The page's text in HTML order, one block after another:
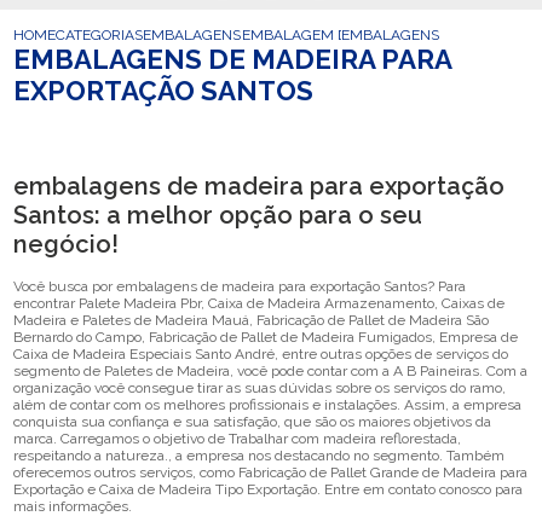
HOMECATEGORIASEMBALAGENS PARA EXPORTACAO
EMBALAGEM DE EXPORTACAO
EMBALAGENS DE MADEIRA
EMBALAGENS DE MADEIRA PARA
EXPORTAÇÃO SANTOS
embalagens de madeira para exportação
Santos: a melhor opção para o seu
negócio!
Você busca por embalagens de madeira para exportação Santos? Para
encontrar Palete Madeira Pbr, Caixa de Madeira Armazenamento, Caixas de
Madeira e Paletes de Madeira Mauá, Fabricação de Pallet de Madeira São
Bernardo do Campo, Fabricação de Pallet de Madeira Fumigados, Empresa de
Caixa de Madeira Especiais Santo André, entre outras opções de serviços do
segmento de Paletes de Madeira, você pode contar com a A B Paineiras. Com a
organização você consegue tirar as suas dúvidas sobre os serviços do ramo,
além de contar com os melhores profissionais e instalações. Assim, a empresa
conquista sua confiança e sua satisfação, que são os maiores objetivos da
marca. Carregamos o objetivo de Trabalhar com madeira reflorestada,
respeitando a natureza., a empresa nos destacando no segmento. Também
oferecemos outros serviços, como Fabricação de Pallet Grande de Madeira para
Exportação e Caixa de Madeira Tipo Exportação. Entre em contato conosco para
mais informações.